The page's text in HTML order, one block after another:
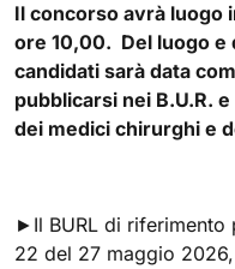
Il concorso avrà luogo
ore 10,00. Del luogo e
candidati sarà data
pubblicarsi nei B.U.R.
dei medici chirurghi e
►Il BURL di riferimento
22 del 27 maggio